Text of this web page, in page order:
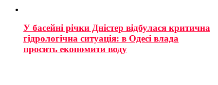
У басейні річки Дністер відбулася критична
гідрологічна ситуація: в Одесі влада
просить економити воду